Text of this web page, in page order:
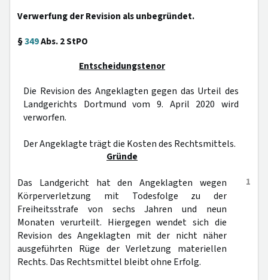
Verwerfung der Revision als unbegründet.
§349Abs. 2 StPO
Entscheidungstenor
Die Revision des Angeklagten gegen das Urteil des
Landgerichts Dortmund vom 9. April 2020 wird
verworfen.
Der Angeklagte trägt die Kosten des Rechtsmittels.
Gründe
1
Das Landgericht hat den Angeklagten wegen
Körperverletzung mit Todesfolge zu der
Freiheitsstrafe von sechs Jahren und neun
Monaten verurteilt. Hiergegen wendet sich die
Revision des Angeklagten mit der nicht näher
ausgeführten Rüge der Verletzung materiellen
Rechts. Das Rechtsmittel bleibt ohne Erfolg.